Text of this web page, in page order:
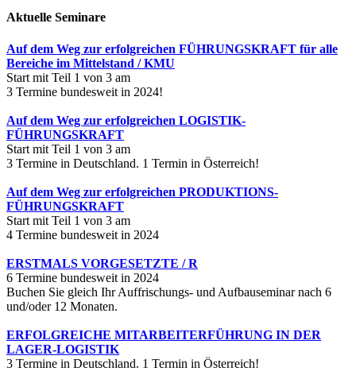
Aktuelle Seminare
Auf dem Weg zur erfolgreichen FÜHRUNGSKRAFT für alle
Bereiche im Mittelstand / KMU
Start mit Teil 1 von 3 am
3 Termine bundesweit in 2024!
Auf dem Weg zur erfolgreichen LOGISTIK-
FÜHRUNGSKRAFT
Start mit Teil 1 von 3 am
3 Termine in Deutschland. 1 Termin in Österreich!
Auf dem Weg zur erfolgreichen PRODUKTIONS-
FÜHRUNGSKRAFT
Start mit Teil 1 von 3 am
4 Termine bundesweit in 2024
ERSTMALS VORGESETZTE / R
6 Termine bundesweit in 2024
Buchen Sie gleich Ihr Auffrischungs- und Aufbauseminar nach 6
und/oder 12 Monaten.
ERFOLGREICHE MITARBEITERFÜHRUNG IN DER
LAGER-LOGISTIK
3 Termine in Deutschland. 1 Termin in Österreich!